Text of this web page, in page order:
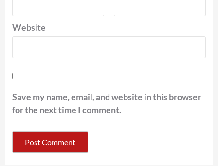
Website
Save my name, email, and website in this browser
for the next time I comment.